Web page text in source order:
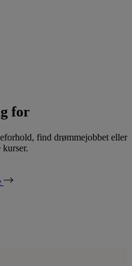
for
find drømmejobbet eller